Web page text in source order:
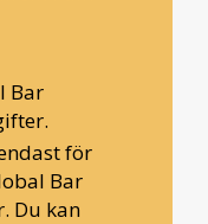
Bar
för
Bar
Du kan